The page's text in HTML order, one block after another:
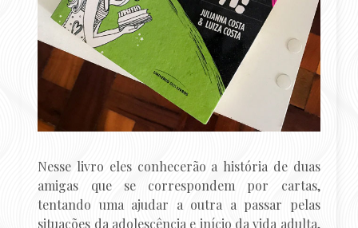
Nesse livro eles conhecerão a história de duas
amigas que se correspondem por cartas,
tentando uma ajudar a outra a passar pelas
situações da adolescência e início da vida adulta,